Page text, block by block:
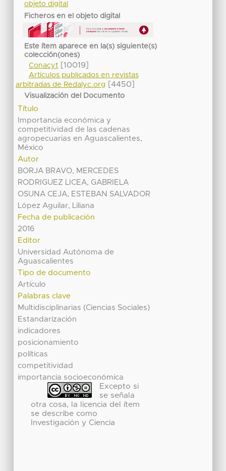
objeto digital
Ficheros en el objeto digital
Este ítem aparece en la(s) siguiente(s)
colección(ones)
Conacyt[10019]
Artículos publicados en revistas
arbitradas de Redalyc.org
[4450]
Visualización del Documento
Título
Importancia económica y
competitividad de las cadenas
agropecuarias en Aguascalientes,
México
Autor
BORJA BRAVO, MERCEDES
RODRIGUEZ LICEA, GABRIELA
OSUNA CEJA, ESTEBAN SALVADOR
López Aguilar, Liliana
Fecha de publicación
2016
Editor
Universidad Autónoma de
Aguascalientes
Tipo de documento
Artículo
Palabras clave
Multidisciplinarias (Ciencias Sociales)
Estandarización
indicadores
posicionamiento
políticas
competitividad
importancia socioeconómica
Excepto si
se señala
otra cosa, la licencia del ítem
se describe como
Investigación y Ciencia